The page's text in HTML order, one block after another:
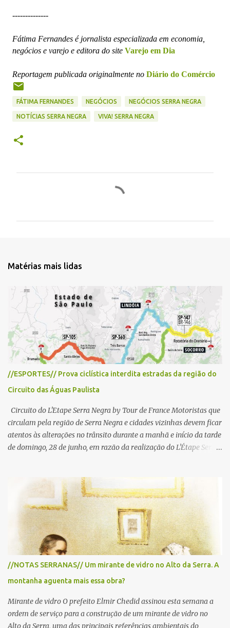
--------------
Fátima Fernandes é jornalista especializada em economia,
negócios e varejo e editora do site Varejo em Dia
Reportagem publicada originalmente no Diário do Comércio
FÁTIMA FERNANDES NEGÓCIOS NEGÓCIOS SERRA NEGRA
NOTÍCIAS SERRA NEGRA VIVA! SERRA NEGRA
t
i
s
Matérias mais lidas
//ESPORTES// Prova ciclística interdita estradas da região do
Circuito das Águas Paulista
Circuito do L'Etape Serra Negra by Tour de France Motoristas que
circulam pela região de Serra Negra e cidades vizinhas devem ficar
atentos às alterações no trânsito durante a manhã e início da tarde
de domingo, 28 de junho, em razão da realização do L'Étape Serra
reunirá atletas de diferentes regiões do país e terá percursos
passando pelos municípios de Serra Negra, Amparo, Monte Alegre
do Sul, Lindoia e Socorro. Para garantir a segurança dos
participantes e do público, diversos trechos de rodovias e estradas
da região serão interditados temporariamente ao longo da prova.
A largada será na Rua Coronel Pedro Penteado, em Serra Negra,
para cerca de 2.000 ciclistas, às 6h30. De acordo com o
cronograma da organização e de todas as prefeituras envolvidas,
as interdições ocorrerão de forma programada e os trechos serão
//NOTAS SERRANAS// Um mirante de vidro no Alto da Serra. A
montanha aguenta mais essa obra?
Mirante de vidro O prefeito Elmir Chedid assinou esta semana a
ordem de serviço para a construção de um mirante de vidro no
Alto da Serra, uma das principais referências ambientais do